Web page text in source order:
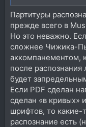
Партитуры
прежде всего в
Но это неважно.
сложнее Чижика-
аккомпанементом,
после
будет
Если PDF сделан
сделан «в кривых»
шрифтов, то какие-
распознание есть